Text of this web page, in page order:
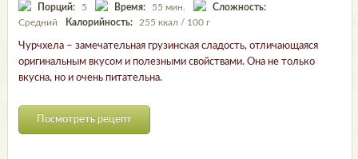
Порций: 5 Время: 55 мин.
Сложность:
Средний
Калорийность: 255 ккал / 100 г
Чурчхела – замечательная грузинская сладость, отличающаяся
оригинальным вкусом и полезными свойствами. Она не только
вкусна, но и очень питательна.
Посмотреть рецепт